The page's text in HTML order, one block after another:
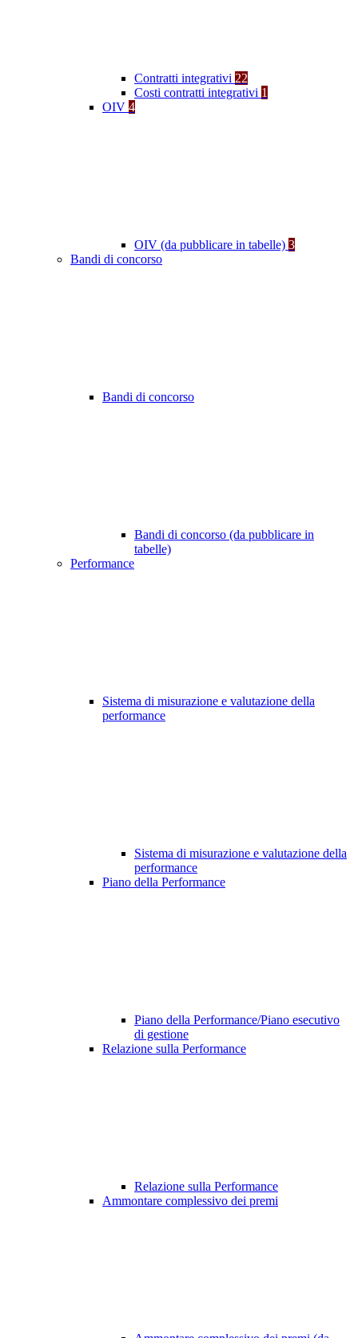
Contratti integrativi 22
Costi contratti integrativi 1
OIV 4
OIV (da pubblicare in tabelle) 3
Bandi di concorso
Bandi di concorso
Bandi di concorso (da pubblicare in
tabelle)
Performance
Sistema di misurazione e valutazione della
performance
Sistema di misurazione e valutazione della
performance
Piano della Performance
Piano della Performance/Piano esecutivo
di gestione
Relazione sulla Performance
Relazione sulla Performance
Ammontare complessivo dei premi